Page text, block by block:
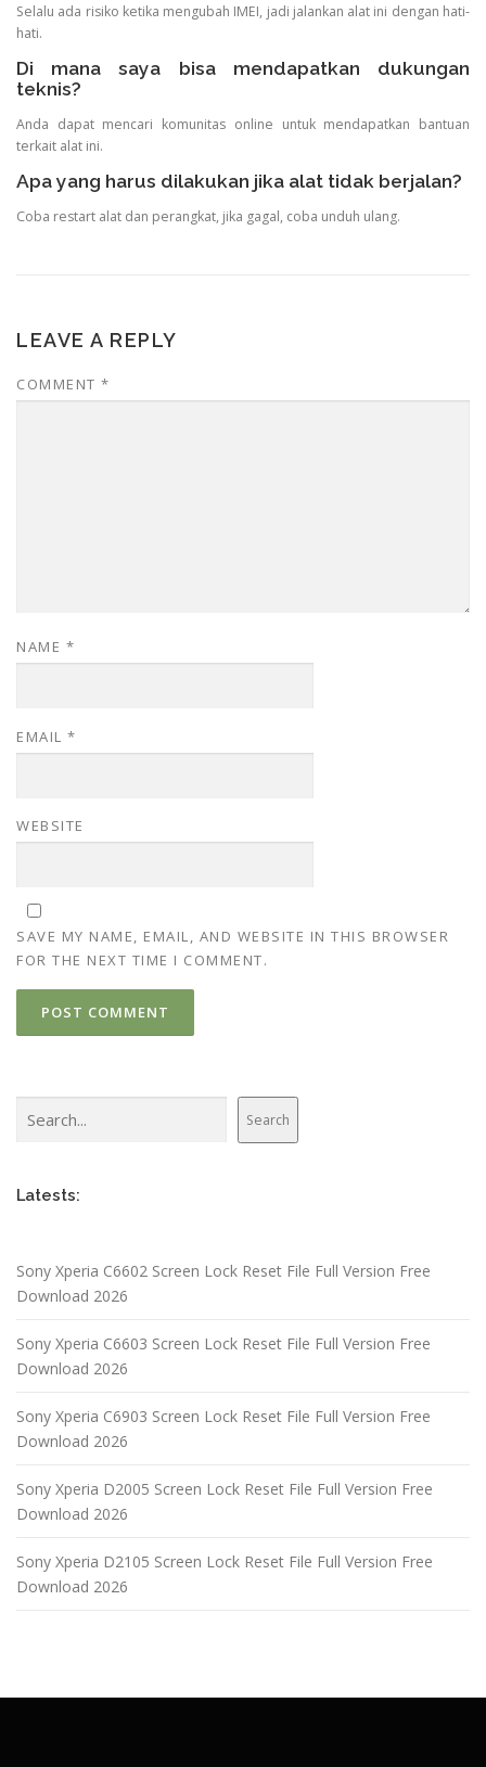
Selalu ada risiko ketika mengubah IMEI, jadi jalankan alat ini dengan hati-
hati.
Di mana saya bisa mendapatkan dukungan
teknis?
Anda dapat mencari komunitas online untuk mendapatkan bantuan
terkait alat ini.
Apa yang harus dilakukan jika alat tidak berjalan?
Coba restart alat dan perangkat, jika gagal, coba unduh ulang.
LEAVE A REPLY
COMMENT *
NAME *
EMAIL *
WEBSITE
SAVE MY NAME, EMAIL, AND WEBSITE IN THIS BROWSER
FOR THE NEXT TIME I COMMENT.
Search
Latests:
Sony Xperia C6602 Screen Lock Reset File Full Version Free
Download 2026
Sony Xperia C6603 Screen Lock Reset File Full Version Free
Download 2026
Sony Xperia C6903 Screen Lock Reset File Full Version Free
Download 2026
Sony Xperia D2005 Screen Lock Reset File Full Version Free
Download 2026
Sony Xperia D2105 Screen Lock Reset File Full Version Free
Download 2026